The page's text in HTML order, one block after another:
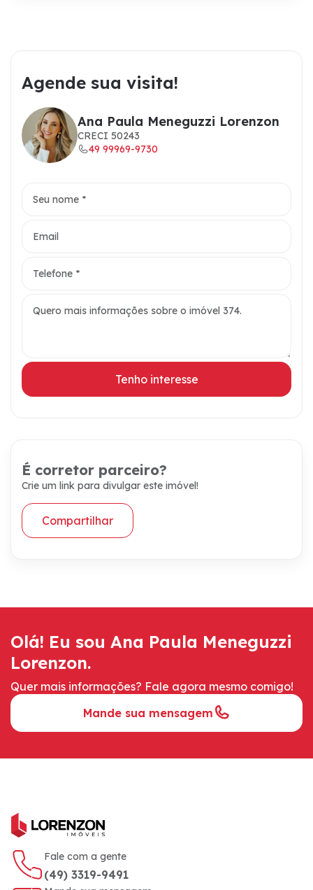
Agende sua visita!
Ana Paula Meneguzzi Lorenzon
CRECI 50243
49 99969-9730
Tenho interesse
É corretor parceiro?
Crie um link para divulgar este imóvel!
Compartilhar
Olá! Eu sou Ana Paula Meneguzzi
Lorenzon.
Quer mais informações? Fale agora mesmo comigo!
Mande sua mensagem
Fale com a gente
(49) 3319-9491